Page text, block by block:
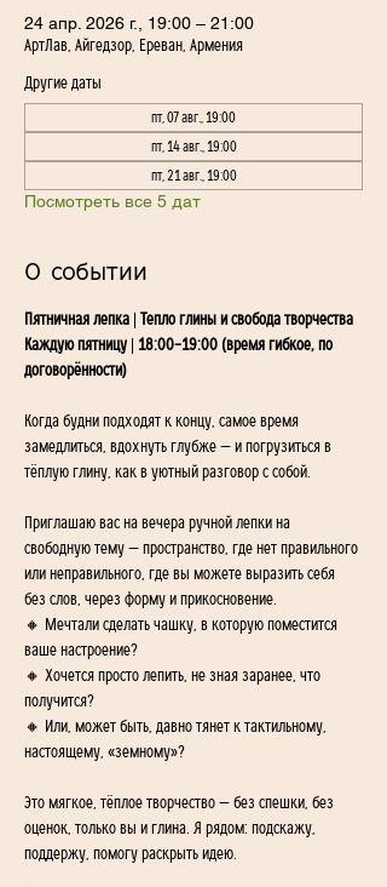
24 апр. 2026 г., 19:00 – 21:00
АртЛав, Айгедзор, Ереван, Армения
Другие даты
пт, 07 авг., 19:00
пт, 14 авг., 19:00
пт, 21 авг., 19:00
Посмотреть все 5 дат
О событии
Пятничная лепка | Тепло глины и свобода творчества
Каждую пятницу | 18:00–19:00 (время гибкое, по
договорённости)
Когда будни подходят к концу, самое время
замедлиться, вдохнуть глубже — и погрузиться в
тёплую глину, как в уютный разговор с собой.
Приглашаю вас на вечера ручной лепки на
свободную тему — пространство, где нет правильного
или неправильного, где вы можете выразить себя
без слов, через форму и прикосновение.
🔸 Мечтали сделать чашку, в которую поместится
ваше настроение?
🔸 Хочется просто лепить, не зная заранее, что
получится?
🔸 Или, может быть, давно тянет к тактильному,
настоящему, «земному»?
Это мягкое, тёплое творчество — без спешки, без
оценок, только вы и глина. Я рядом: подскажу,
поддержу, помогу раскрыть идею.